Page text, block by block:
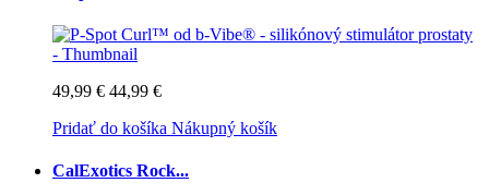
49,99 € 44,99 €
Pridať do košíka Nákupný košík
CalExotics Rock...